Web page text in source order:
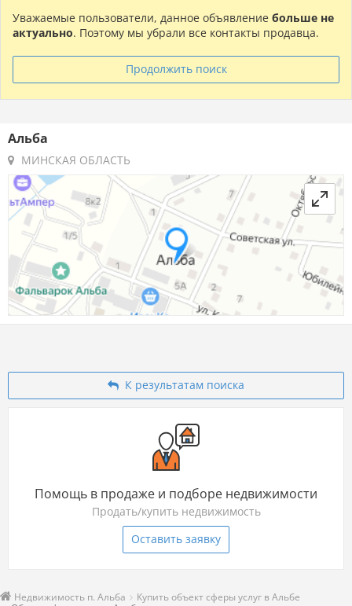
Уважаемые пользователи, данное объявление больше не
актуально. Поэтому мы убрали все контакты продавца.
Продолжить поиск
Альба
МИНСКАЯ ОБЛАСТЬ
К результатам поиска
Помощь в продаже и подборе недвижимости
Продать/купить недвижимость
Оставить заявку
Недвижимость п. Альба
Купить объект сферы услуг в Альбе